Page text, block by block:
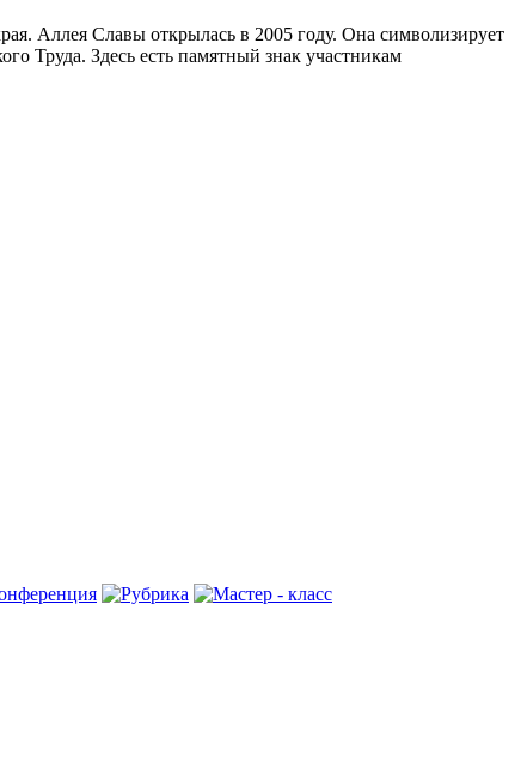
Аллея Славы открылась в 2005 году. Она символизирует
Труда. Здесь есть памятный знак участникам